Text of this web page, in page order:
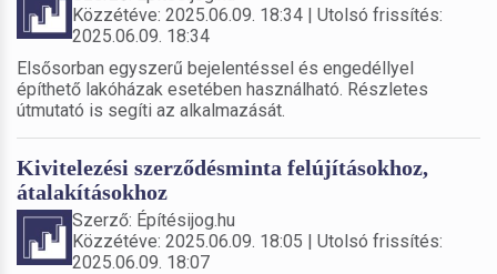
Közzétéve: 2025.06.09. 18:34 | Utolsó frissítés:
2025.06.09. 18:34
Elsősorban egyszerű bejelentéssel és engedéllyel
építhető lakóházak esetében használható. Részletes
útmutató is segíti az alkalmazását.
Kivitelezési szerződésminta felújításokhoz,
átalakításokhoz
Szerző: Építésijog.hu
Közzétéve: 2025.06.09. 18:05 | Utolsó frissítés:
2025.06.09. 18:07